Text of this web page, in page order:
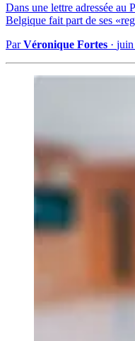
Dans une lettre adressée
Belgique fait part de ses
ParVéronique Fortes · juin